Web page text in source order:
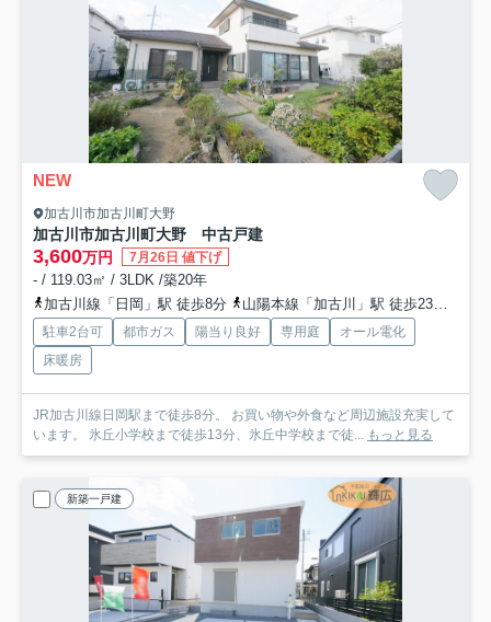
NEW
加古川市加古川町大野
加古川市加古川町大野 中古戸建
3,600万円 7月26日 値下げ
- / 119.03㎡ / 3LDK /築20年
加古川線「日岡」駅 徒歩8分
山陽本線「加古川」駅 徒歩23分
駐車2台可 都市ガス 陽当り良好 専用庭
オール電化
床暖房
JR加古川線日岡駅まで徒歩8分。 お買い物や外食など周辺施設充実して
います。 氷丘小学校まで徒歩13分、氷丘中学校まで徒... もっと見る
新築一戸建